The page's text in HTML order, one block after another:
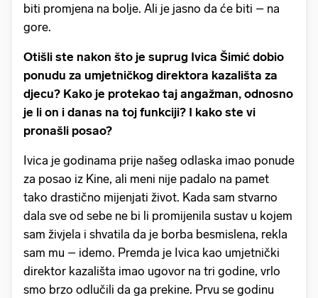
biti promjena na bolje. Ali je jasno da će biti – na
gore.
Otišli ste nakon što je suprug Ivica Šimić dobio
ponudu za umjetničkog direktora kazališta za
djecu? Kako je protekao taj angažman, odnosno
je li on i danas na toj funkciji? I kako ste vi
pronašli posao?
Ivica je godinama prije našeg odlaska imao ponude
za posao iz Kine, ali meni nije padalo na pamet
tako drastično mijenjati život. Kada sam stvarno
dala sve od sebe ne bi li promijenila sustav u kojem
sam živjela i shvatila da je borba besmislena, rekla
sam mu – idemo. Premda je Ivica kao umjetnički
direktor kazališta imao ugovor na tri godine, vrlo
smo brzo odlučili da ga prekine. Prvu se godinu